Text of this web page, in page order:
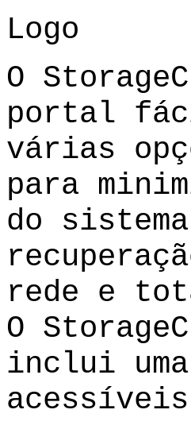
Logo
O
portal
várias
para
do
rede e
O
inclui